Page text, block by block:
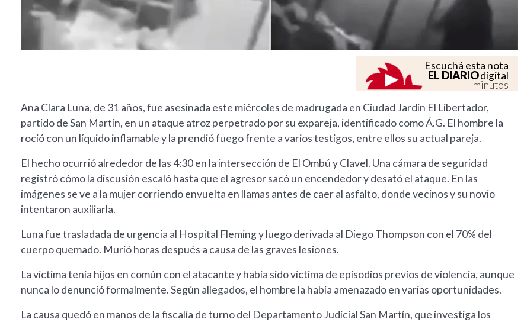
Escuchá esta nota
EL DIARIOdigital
minutos
Ana Clara Luna, de 31 años, fue asesinada este miércoles de madrugada en Ciudad Jardín El Libertador,
partido de San Martín, en un ataque atroz perpetrado por su expareja, identificado como Á.G. El hombre la
roció con un líquido inflamable y la prendió fuego frente a varios testigos, entre ellos su actual pareja.
El hecho ocurrió alrededor de las 4:30 en la intersección de El Ombú y Clavel. Una cámara de seguridad
registró cómo la discusión escaló hasta que el agresor sacó un encendedor y desató el ataque. En las
imágenes se ve a la mujer corriendo envuelta en llamas antes de caer al asfalto, donde vecinos y su novio
intentaron auxiliarla.
Luna fue trasladada de urgencia al Hospital Fleming y luego derivada al Diego Thompson con el 70% del
cuerpo quemado. Murió horas después a causa de las graves lesiones.
La víctima tenía hijos en común con el atacante y había sido víctima de episodios previos de violencia, aunque
nunca lo denunció formalmente. Según allegados, el hombre la había amenazado en varias oportunidades.
La causa quedó en manos de la fiscalía de turno del Departamento Judicial San Martín, que investiga los